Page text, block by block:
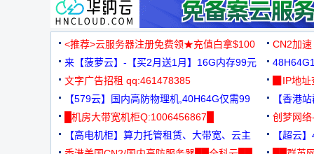
<推荐>云服务器注册免费领★充值白拿$100
CN2加
来【菠萝云】-【买2月送1月】16G内存99元
3000+
文字广告招租 qq:461478385
▉IP地
【579云】国内高防物理机,40H64G仅需99
元
【香港
█机房大带宽机柜Q:1006456867█
创梦网
88元/月
【高电机柜】算力托管租赁、大带宽、云主
【超云